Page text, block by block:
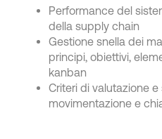
Performance del
della supply chain
Gestione snella dei
principi, obiettivi,
kanban
Criteri di valutazione
movimentazione e